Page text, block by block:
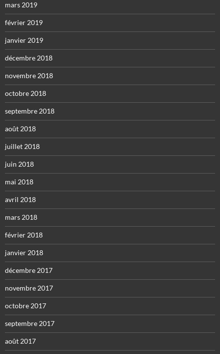
mars 2019
février 2019
janvier 2019
décembre 2018
novembre 2018
octobre 2018
septembre 2018
août 2018
juillet 2018
juin 2018
mai 2018
avril 2018
mars 2018
février 2018
janvier 2018
décembre 2017
novembre 2017
octobre 2017
septembre 2017
août 2017